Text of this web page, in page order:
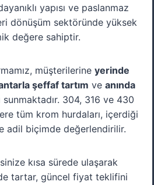
yapısı ve paslanmaz
dönüşüm sektöründe yüksek
değere sahiptir.
müşterilerine yerinde
şeffaf tartım ve anında
sunmaktadır. 304, 316 ve 430
tüm krom hurdaları, içerdiği
adil biçimde değerlendirilir.
kısa sürede ulaşarak
tartar, güncel fiyat teklifini